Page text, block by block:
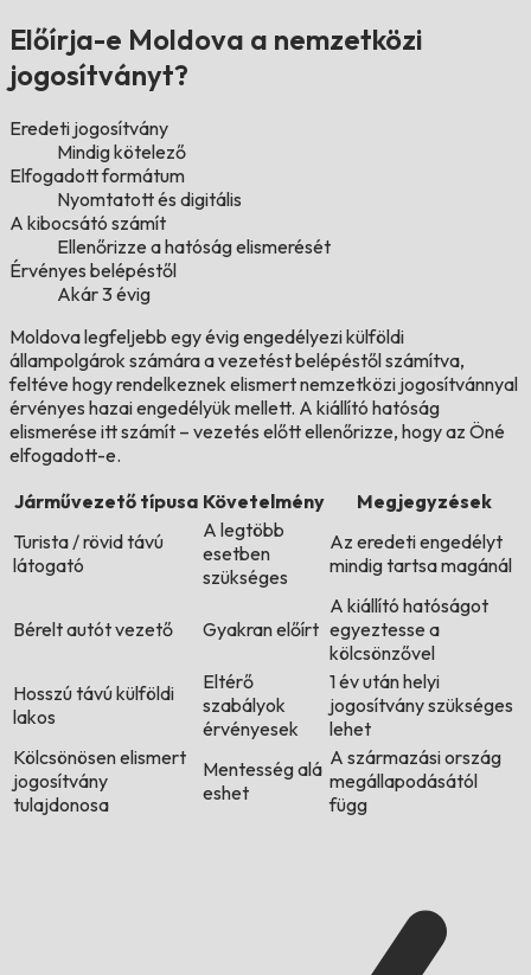
Előírja-e Moldova a nemzetközi
jogosítványt?
Eredeti jogosítvány
Mindig kötelező
Elfogadott formátum
Nyomtatott és digitális
A kibocsátó számít
Ellenőrizze a hatóság elismerését
Érvényes belépéstől
Akár 3 évig
Moldova legfeljebb egy évig engedélyezi külföldi
állampolgárok számára a vezetést belépéstől számítva,
feltéve hogy rendelkeznek elismert nemzetközi jogosítvánnyal
érvényes hazai engedélyük mellett. A kiállító hatóság
elismerése itt számít – vezetés előtt ellenőrizze, hogy az Öné
elfogadott-e.
Járművezető típusa Követelmény
Megjegyzések
Turista / rövid távú
látogató
A legtöbb
esetben
szükséges
Az eredeti engedélyt
mindig tartsa magánál
Bérelt autót vezető Gyakran előírt
A kiállító hatóságot
egyeztesse a
kölcsönzővel
Hosszú távú külföldi
lakos
Eltérő
szabályok
érvényesek
1 év után helyi
jogosítvány szükséges
lehet
Kölcsönösen elismert
jogosítvány
tulajdonosa
Mentesség alá
eshet
A származási ország
megállapodásától
függ